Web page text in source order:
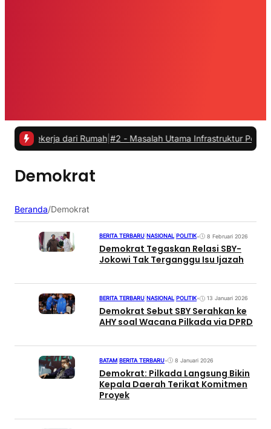
dari Rumah |#2 -Masalah Utama Infrastruktur Pengisian
Demokrat
Beranda/Demokrat
BERITA TERBARU NASIONAL POLITIK• 8 Februari 2026
Demokrat Tegaskan Relasi SBY-
Jokowi Tak Terganggu Isu Ijazah
BERITA TERBARU NASIONAL POLITIK• 13 Januari 2026
Demokrat Sebut SBY Serahkan ke
AHY soal Wacana Pilkada via DPRD
BATAM BERITA TERBARU• 8 Januari 2026
Demokrat: Pilkada Langsung Bikin
Kepala Daerah Terikat Komitmen
Proyek